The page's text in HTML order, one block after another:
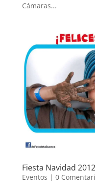
Cámaras...
Fiesta Navidad
Eventos | 0